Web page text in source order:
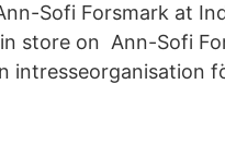
Sofi Forsmark at
store on Ann-Sofi
intresseorganisation